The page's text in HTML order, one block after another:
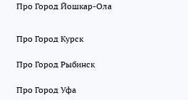
Про Город Йошкар-Ола
Про Город Курск
Про Город Рыбинск
Про Город Уфа